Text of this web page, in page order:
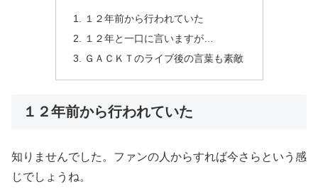
１２年前から行われていた
１２年と一口に言いますが…
ＧＡＣＫＴのライブ後の言葉も素敵
１２年前から行われていた
知りませんでした。ファンの人からすれば今さらという感
じでしょうね。